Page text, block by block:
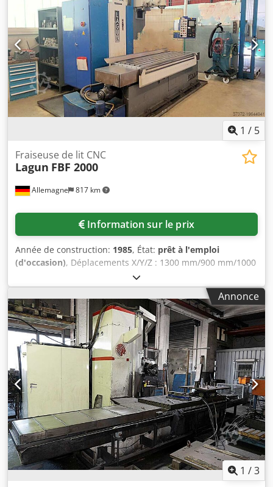
transmission : 1 Vitesses de rotation, réglables en continu,
plage 1 : 60 - 3 000 tr/min Poids de la machine (environ) :
21,6 t Avances – longitudinales/transversales/verticales :
0 - 5 000 mm/min Avance rapide : 15 000 mm/min
Puissance totale requise : 38 kW Poids de la machine
(environ) : 11 t Boulon de serrage DIN 69872-B | IKZ
Heures : Commande activée : 43 036 h Machine activée :
41 311 h Durée d’exécution des programmes : 13 894 h La
machine a déjà été démontée.
1 / 5
Allemagne 817 km
Fraiseuse de lit CNC
Lagun FBF 2000
Information sur le prix
Année de construction: 1985, État: prêt à l'emploi
(d'occasion), Déplacements X/Y/Z : 1300 mm/900 mm/1000
mm, dimensions de la table X/Y : 2000 mm/750 mm,
charge maximale de la table : 5000 kg, avance rapide : 6
m/min. Dimensions de la machine X/Y/Z : env. 3650
mm/2700 mm/2700 mm, poids : env. 9000 kg, commande :
Heidenhain TNC 150. Documentation disponible. Une visite
sur place est possible. Codpfx Aew Duuqedtsrf
Annonce
1 /3